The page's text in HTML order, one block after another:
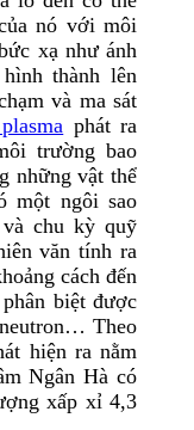
nó với môi
xạ như ánh
thành lên
và ma sát
phát ra
trường bao
những vật thể
một ngôi sao
chu kỳ quỹ
văn tính ra
cách đến
biệt được
Theo
hiện ra nằm
Ngân Hà có
xấp xỉ 4,3